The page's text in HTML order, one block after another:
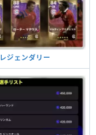
レジェンダリー